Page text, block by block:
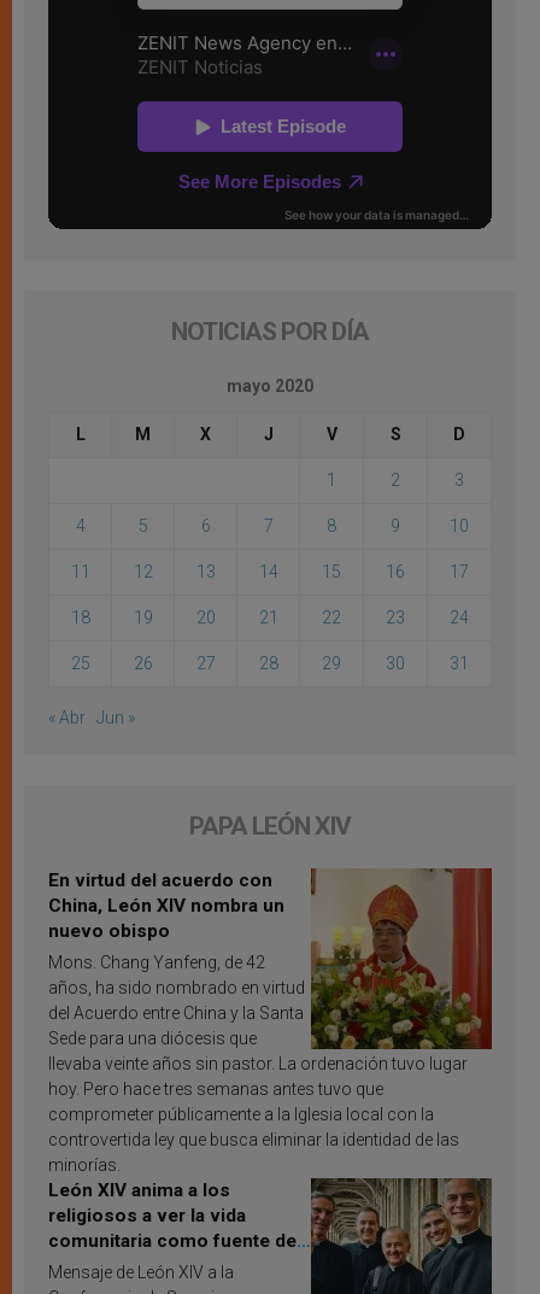
NOTICIAS POR DÍA
mayo 2020
L M X J V S D
1 2 3
4 5 6 7 8 9 10
11 12 13 14 15 16 17
18 19 20 21 22 23 24
25 26 27 28 29 30 31
« Abr Jun »
PAPA LEÓN XIV
En virtud del acuerdo con
China, León XIV nombra un
nuevo obispo
Mons. Chang Yanfeng, de 42
años, ha sido nombrado en virtud
del Acuerdo entre China y la Santa
Sede para una diócesis que
llevaba veinte años sin pastor. La ordenación tuvo lugar
hoy. Pero hace tres semanas antes tuvo que
comprometer públicamente a la Iglesia local con la
controvertida ley que busca eliminar la identidad de las
minorías.
León XIV anima a los
religiosos a ver la vida
comunitaria como fuente de
inspiración y santificación
Mensaje de León XIV a la